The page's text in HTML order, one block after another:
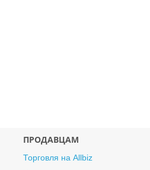
ПРОДАВЦАМ
Торговля на Allbiz